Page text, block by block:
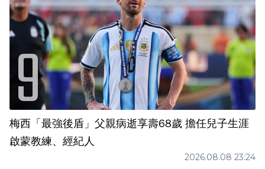
梅西「最強後盾」父親病逝享壽68歲 擔任兒子生涯
啟蒙教練、經紀人
2026.08.08 23:24